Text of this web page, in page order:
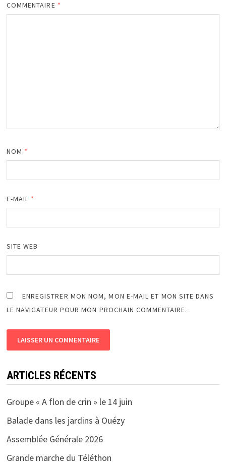
COMMENTAIRE *
NOM *
E-MAIL *
SITE WEB
ENREGISTRER MON NOM, MON E-MAIL ET MON SITE DANS
LE NAVIGATEUR POUR MON PROCHAIN COMMENTAIRE.
ARTICLES RÉCENTS
Groupe « A flon de crin » le 14 juin
Balade dans les jardins à Ouézy
Assemblée Générale 2026
Grande marche du Téléthon